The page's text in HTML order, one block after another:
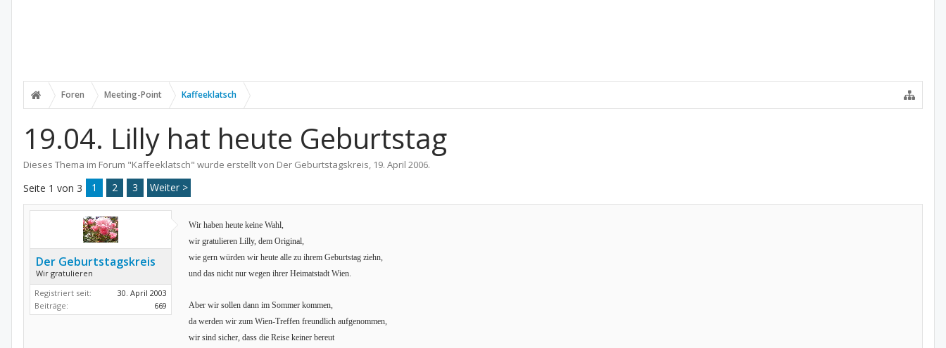
Foren Meeting-Point Kaffeeklatsch
19.04. Lilly hat heute Geburtstag
Dieses Thema im Forum "Kaffeeklatsch" wurde erstellt von Der Geburtstagskreis, 19. April 2006.
Seite 1 von 3 1 2 3 Weiter >
Der Geburtstagskreis
Wir gratulieren
Registriert seit:
30. April 2003
Beiträge:
669
Wir haben heute keine Wahl,
wir gratulieren Lilly, dem Original,
wie gern würden wir heute alle zu ihrem Geburtstag ziehn,
und das nicht nur wegen ihrer Heimatstadt Wien.
Aber wir sollen dann im Sommer kommen,
da werden wir zum Wien-Treffen freundlich aufgenommen,
wir sind sicher, dass die Reise keiner bereut